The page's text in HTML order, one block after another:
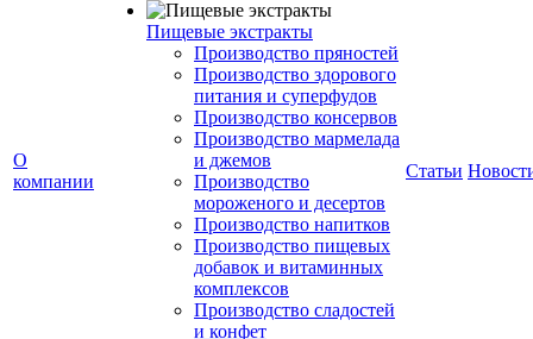
О
компании
Пищевые экстракты
Производство пряностей
Производство здорового
питания и суперфудов
Производство консервов
Производство мармелада
и джемов
Производство
мороженого и десертов
Производство напитков
Производство пищевых
добавок и витаминных
комплексов
Производство сладостей
и конфет
Статьи